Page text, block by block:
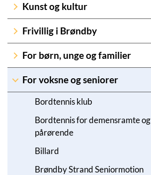
Kunst og kultur
Frivillig i Brøndby
For børn, unge og familier
For voksne og seniorer
Bordtennis klub
Bordtennis for demensramte og
pårørende
Billard
Brøndby Strand Seniormotion